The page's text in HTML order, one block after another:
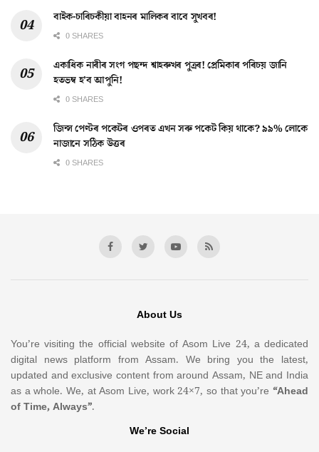
বাইক-চাৰিচকীয়া বাহনৰ মালিকৰ বাবে সুখবৰ!
0 SHARES
একাধিক নাৰীৰ সংগ পছন্দ শ্বাহৰুখৰ পুত্ৰৰ! প্ৰেমিকাৰ পৰিচয় জানি
হতভম্ব হ’ব আপুনি!
0 SHARES
জিন্স পেণ্টৰ পকেটৰ ওপৰত এখন সৰু পকেট কিয় থাকে? ৯৯% লোকে
নাজানে সঠিক উত্তৰ
0 SHARES
About Us
You’re visiting the official website of Asom Live 24, a dedicated
digital news platform from Assam. We bring you the latest,
updated and exclusive content from around Assam, NE and India
as a whole. We, at Asom Live, work 24×7, so that you’re “Ahead
of Time, Always”.
We’re Social